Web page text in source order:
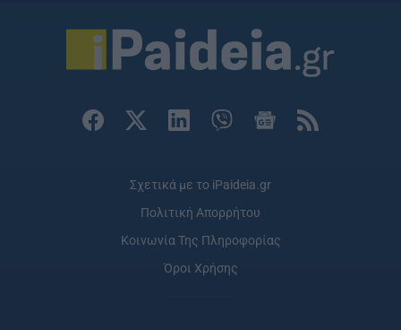
Σχετικά με το iPaideia.gr
Πολιτική Απορρήτου
Κοινωνία Της Πληροφορίας
Όροι Χρήσης